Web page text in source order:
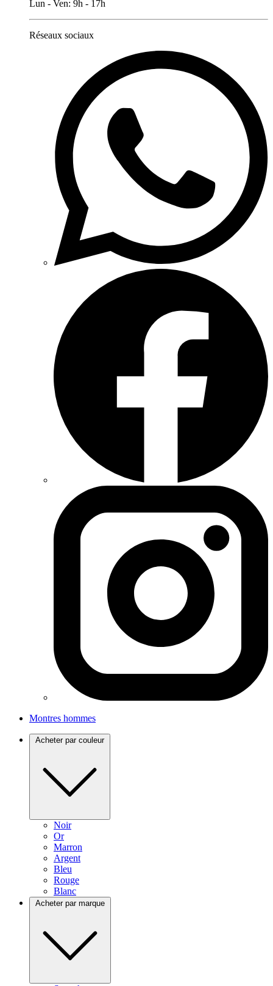
Lun - Ven: 9h - 17h
Réseaux sociaux
Montres hommes
Acheter par couleur
Noir
Or
Marron
Argent
Bleu
Rouge
Blanc
Acheter par marque